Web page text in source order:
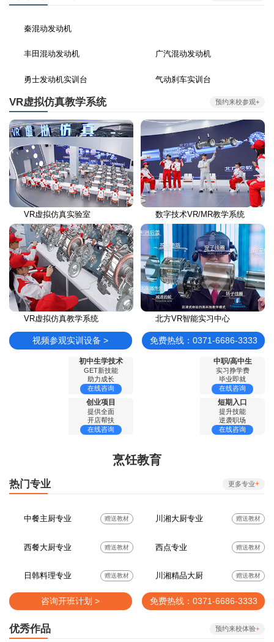
秦混动发动机
丰田混动发动机 广汽混动发动机
勇士发动机实训台 气动刹车实训台
VR虚拟仿真教学系统 预约来校参观+
VR虚拟仿真实验室 数字技术VR/MR教学系统
VR虚拟仿真教学系统 北方VR智能实习中心
视频参观实训设备 > 免费热线：0371-6686-3333
初中生学技术
GET新技能
助力成长
在线咨询
中职/高中生
实习挣学费
毕业即就
在线咨询
创业项目
提供全面
开店帮扶
在线咨询
短期入口
提升技能
逆袭职场
在线咨询
烹饪教育
热门专业 更多专业+
中餐主厨专业 赠送教材 川湘大厨专业 赠送教材
西餐大厨专业 赠送教材 西点专业 赠送教材
日韩料理专业 赠送教材 川湘精品大厨 赠送教材
咨询开班计划 > 免费热线：0371-6686-3333
优秀作品 预约来校体验+